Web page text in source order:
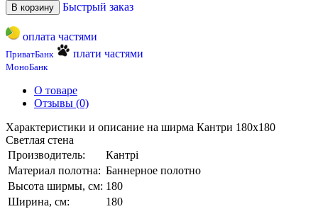
В корзину Быстрый заказ
оплата частями
ПриватБанк плати частями
МоноБанк
О товаре
Отзывы (0)
Характеристики и описание на ширма Кантри 180х180
Светлая стена
Производитель:
Кантрі
Материал полотна: Баннерное полотно
Высота ширмы, см: 180
Ширина, см:
180